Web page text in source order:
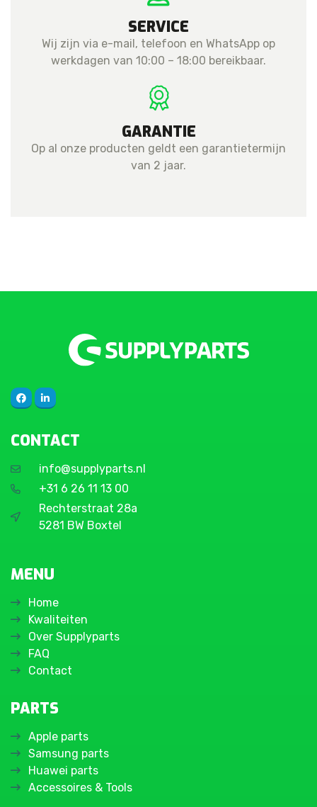
SERVICE
Wij zijn via e-mail, telefoon en WhatsApp op
werkdagen van 10:00 – 18:00 bereikbaar.
GARANTIE
Op al onze producten geldt een garantietermijn
van 2 jaar.
CONTACT
info@supplyparts.nl
+31 6 26 11 13 00
Rechterstraat 28a
5281 BW Boxtel
MENU
Home
Kwaliteiten
Over Supplyparts
FAQ
Contact
PARTS
Apple parts
Samsung parts
Huawei parts
Accessoires & Tools